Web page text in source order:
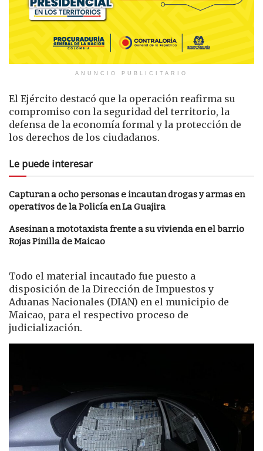
ANUNCIO PUBLICITARIO
El Ejército destacó que la operación reafirma su
compromiso con la seguridad del territorio, la
defensa de la economía formal y la protección de
los derechos de los ciudadanos.
Le puede interesar
Capturan a ocho personas e incautan drogas y armas en
operativos de la Policía en La Guajira
Asesinan a mototaxista frente a su vivienda en el barrio
Rojas Pinilla de Maicao
Todo el material incautado fue puesto a
disposición de la Dirección de Impuestos y
Aduanas Nacionales (DIAN) en el municipio de
Maicao, para el respectivo proceso de
judicialización.